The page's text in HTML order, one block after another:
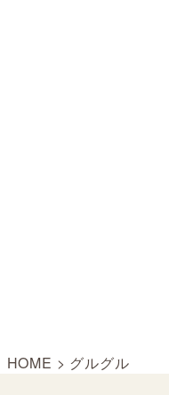
HOME > グルグル